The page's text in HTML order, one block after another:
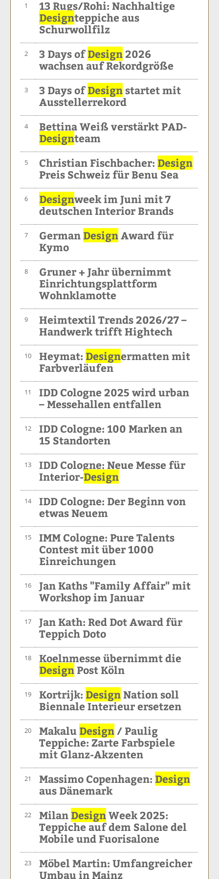
1
13 Rugs/Rohi: Nachhaltige
Designteppiche aus
Schurwollfilz
2 3 Days ofDesign2026
wachsen auf Rekordgröße
3 3 Days ofDesignstartet mit
Ausstellerrekord
4
Bettina Weiß verstärkt PAD-
Designteam
5 Christian Fischbacher: Design
Preis Schweiz für Benu Sea
6 Designweek im Juni mit 7
deutschen Interior Brands
7 German DesignAward für
Kymo
8
Gruner + Jahr übernimmt
Einrichtungsplattform
Wohnklamotte
9
Heimtextil Trends 2026/27 –
Handwerk trifft Hightech
10 Heymat: Designermatten mit
Farbverläufen
11
IDD Cologne 2025 wird urban
– Messehallen entfallen
12
IDD Cologne: 100 Marken an
15 Standorten
13
IDD Cologne: Neue Messe für
Interior-Design
14
IDD Cologne: Der Beginn von
etwas Neuem
15
IMM Cologne: Pure Talents
Contest mit über 1000
Einreichungen
16
Jan Kaths "Family Affair" mit
Workshop im Januar
17
Jan Kath: Red Dot Award für
Teppich Doto
18
Koelnmesse übernimmt die
Design Post Köln
19 Kortrijk: DesignNation soll
Biennale Interieur ersetzen
20 Makalu Design / Paulig
Teppiche: Zarte Farbspiele
mit Glanz-Akzenten
21 Massimo Copenhagen: Design
aus Dänemark
22 Milan DesignWeek 2025:
Teppiche auf dem Salone del
Mobile und Fuorisalone
23
Möbel Martin: Umfangreicher
Umbau in Mainz